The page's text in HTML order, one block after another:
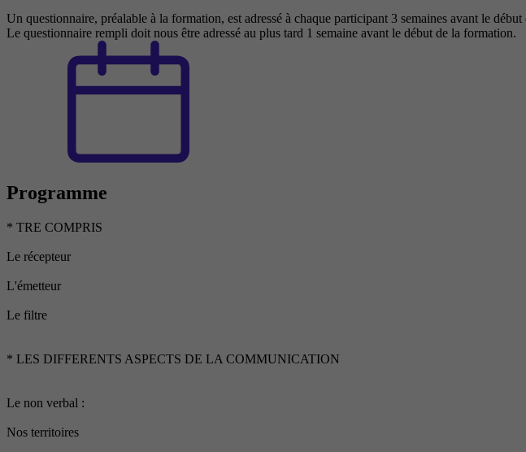
Un questionnaire, préalable à la formation, est adressé à chaque participant 3 semaines avant le
Le questionnaire rempli doit nous être adressé au plus tard 1 semaine avant le début de la formation.
Programme
* TRE COMPRIS
Le récepteur
L'émetteur
Le filtre
* LES DIFFERENTS ASPECTS DE LA COMMUNICATION
Le non verbal :
Nos territoires